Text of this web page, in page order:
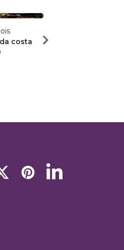
costa
ALEX GREGORY LEITE